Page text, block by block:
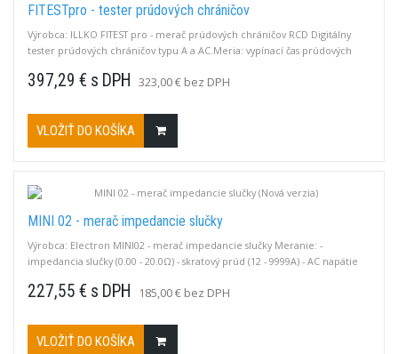
FITESTpro - tester prúdových chráničov
Výrobca: ILLKO FITEST pro - merač prúdových chráničov RCD Digitálny
tester prúdových chráničov typu A a AC.Meria: vypínací čas prúdových
sieťové napätie.
397,29 € s DPH 323,00 € bez DPH
VLOŽIŤ DO KOŠÍKA
MINI 02 - merač impedancie slučky
Výrobca: Electron MINI02 - merač impedancie slučky Meranie: -
impedancia slučky (0.00 - 20.0Ω) - skratový prúd (12 - 9999A) - AC napätie
227,55 € s DPH 185,00 € bez DPH
VLOŽIŤ DO KOŠÍKA